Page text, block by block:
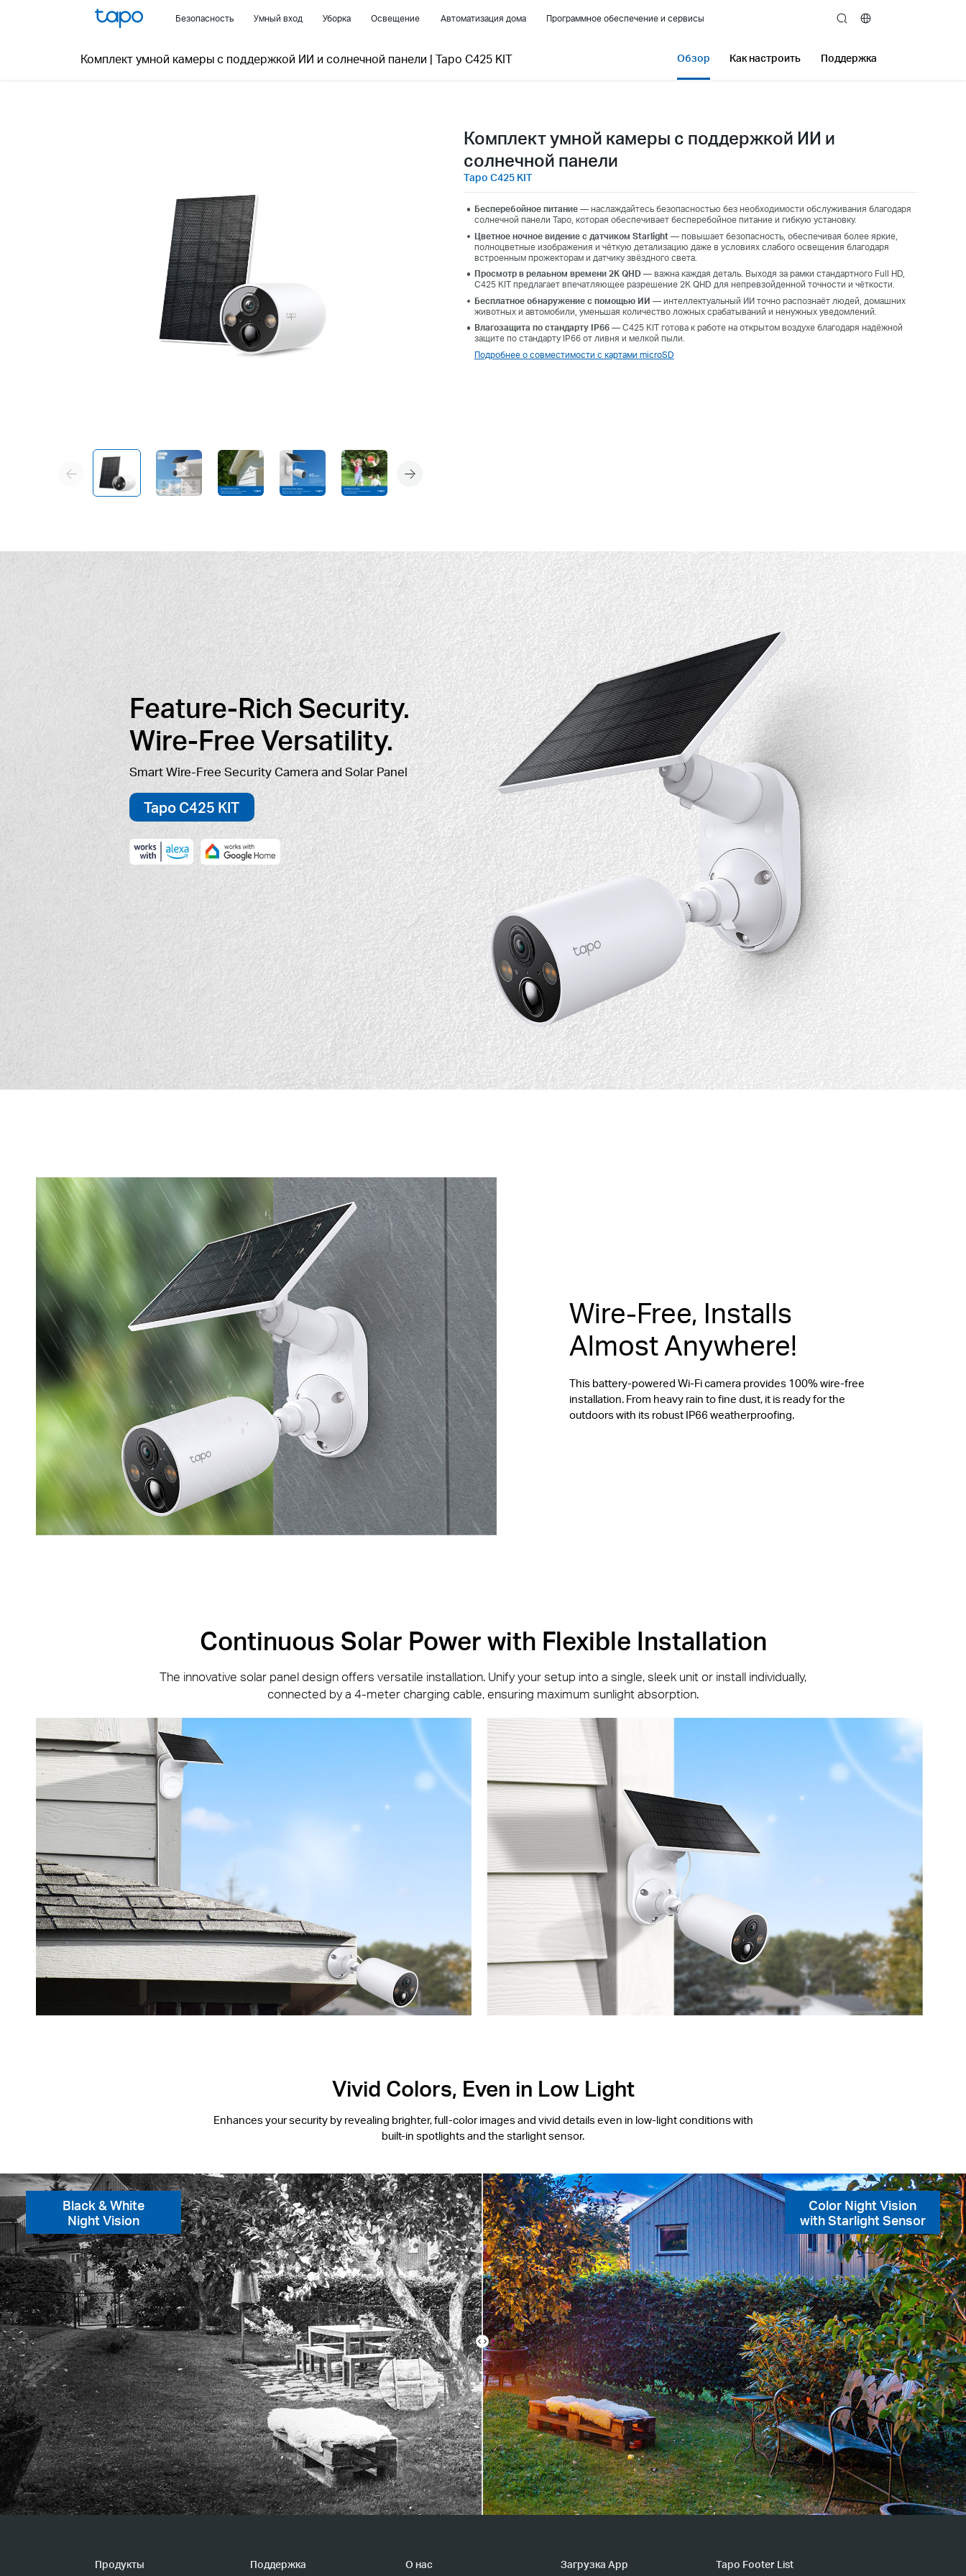
Безопасность Умный вход Уборка Освещение Автоматизация дома Программное обеспечение и сервисы search
Комплект умной камеры с поддержкой ИИ и солнечной панели | Tapo C425 KIT Обзор Как настроить Поддержка
Комплект умной камеры с поддержкой ИИ и
солнечной панели
Tapo C425 KIT
Бесперебойное питание— наслаждайтесь безопасностью без необходимости обслуживания благодаря
солнечной панели Tapo, которая обеспечивает бесперебойное питание и гибкую установку.
Цветное ночное видение с датчиком Starlight — повышает безопасность, обеспечивая более яркие,
полноцветные изображения и чёткую детализацию даже в условиях слабого освещения благодаря
встроенным прожекторам и датчику звёздного света.
Просмотр в релаьном времени 2K QHD— важна каждая деталь. Выходя за рамки стандартного Full HD,
C425 KIT предлагает впечатляющее разрешение 2K QHD для непревзойденной точности и чёткости.
Бесплатное обнаружение с помощью ИИ — интеллектуальный ИИ точно распознаёт людей, домашних
животных и автомобили, уменьшая количество ложных срабатываний и ненужных уведомлений.
Влагозащита по стандарту IP66— C425 KIT готова к работе на открытом воздухе благодаря надёжной
защите по стандарту IP66 от ливня и мелкой пыли.
Подробнее о совместимости с картами microSD
Feature-Rich Security.
Wire-Free Versatility.
Smart Wire-Free Security Camera and Solar Panel
Tapo C425 KIT
Wire-Free, Installs
Almost Anywhere!
This battery-powered Wi-Fi camera provides 100% wire-free
installation. From heavy rain to fine dust, it is ready for the
outdoors with its robust IP66 weatherproofing.
Continuous Solar Power with Flexible Installation
The innovative solar panel design offers versatile installation. Unify your setup into a single, sleek unit or install individually,
connected by a 4-meter charging cable, ensuring maximum sunlight absorption.
Vivid Colors, Even in Low Light
Enhances your security by revealing brighter, full-color images and vivid details even in low-light conditions with
built-in spotlights and the starlight sensor.
Black & White
Night Vision
Color Night Vision
with Starlight Sensor
Продукты Поддержка О нас Загрузка App Tapo Footer List